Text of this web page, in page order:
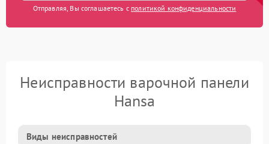
Отправляя, Вы соглашаетесь с политикой конфиденциальности
Неисправности варочной панели
Hansa
Виды неисправностей